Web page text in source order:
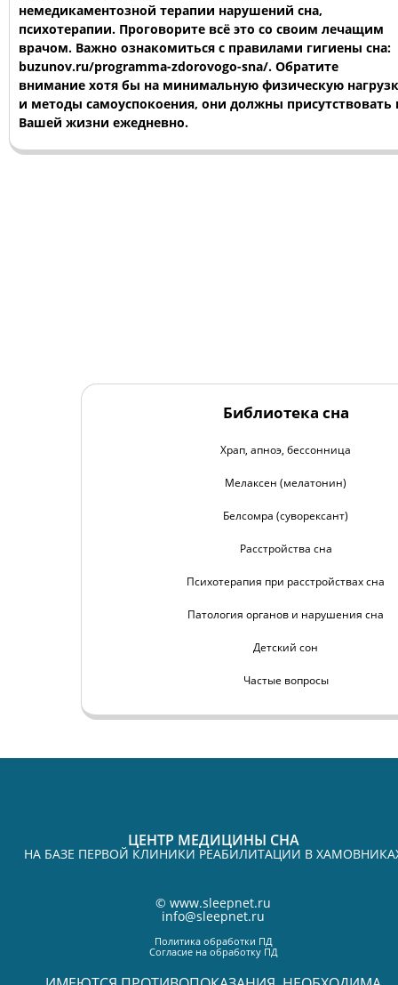
немедикаментозной терапии нарушений сна,
психотерапии. Проговорите всё это со своим лечащим
врачом. Важно ознакомиться с правилами гигиены сна:
buzunov.ru/programma-zdorovogo-sna/. Обратите
внимание хотя бы на минимальную физическую
и методы самоуспокоения, они должны присутствовать
Вашей жизни ежедневно.
Библиотека сна
Храп, апноэ, бессонница
Мелаксен (мелатонин)
Белсомра (суворексант)
Расстройства сна
Психотерапия при расстройствах сна
Патология органов и нарушения сна
Детский сон
Частые вопросы
ЦЕНТР МЕДИЦИНЫ СНА
НА БАЗЕ ПЕРВОЙ КЛИНИКИ РЕАБИЛИТАЦИИ В
© www.sleepnet.ru
info@sleepnet.ru
Политика обработки ПД
Согласие на обработку ПД